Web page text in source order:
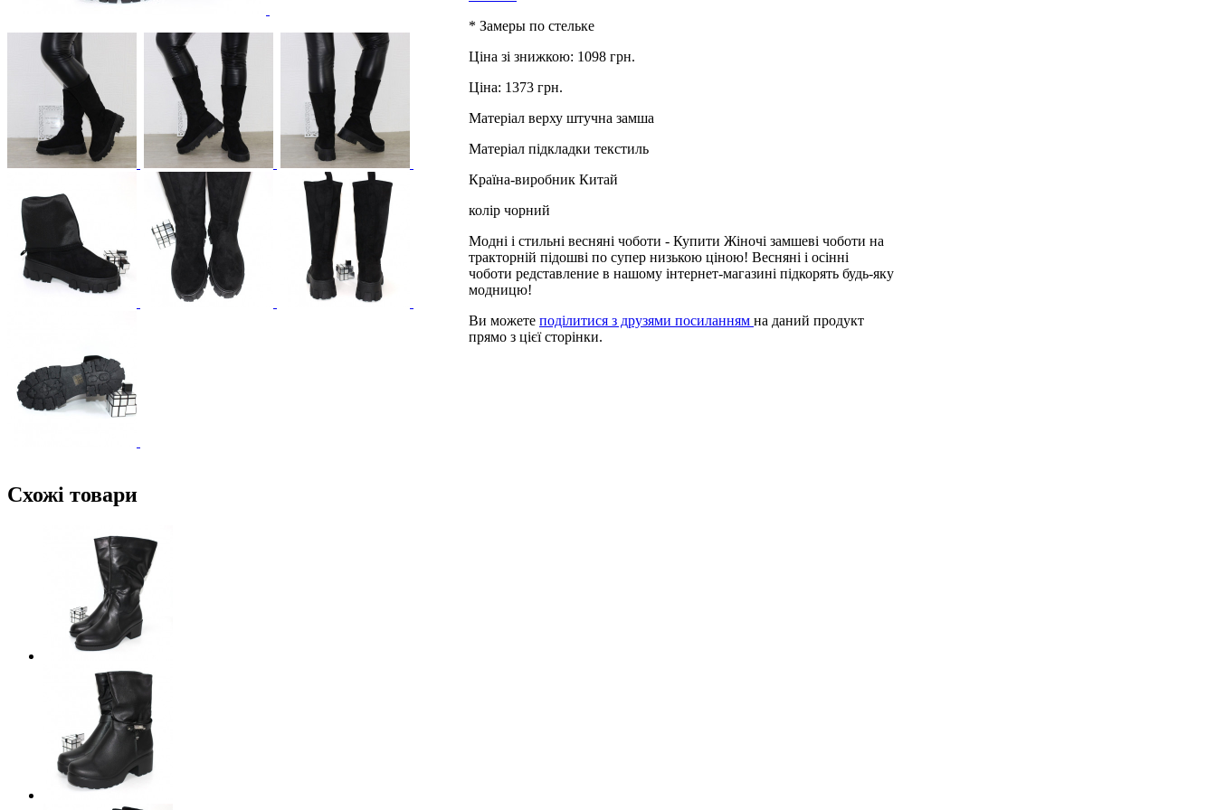
* Замеры по стельке
Ціна зі знижкою: 1098 грн.
Ціна: 1373 грн.
Матеріал верху штучна замша
Матеріал підкладки текстиль
Країна-виробник Китай
колір чорний
Модні і стильні весняні чоботи - Купити Жіночі замшеві чоботи на
тракторній підошві по супер низькою ціною! Весняні і осінні
чоботи редставление в нашому інтернет-магазині підкорять будь-яку
модницю!
Ви можете поділитися з друзями посиланням на даний продукт
прямо з цієї сторінки.
Схожі товари